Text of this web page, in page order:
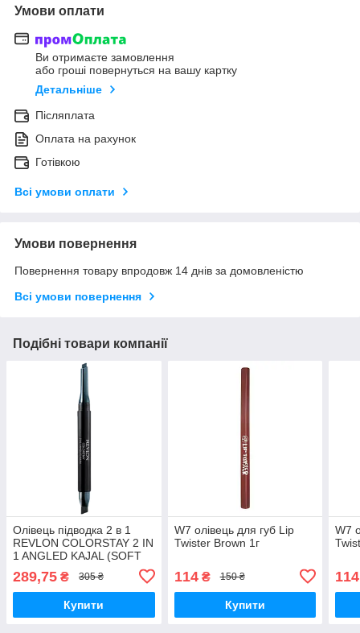
Умови оплати
Ви отримаєте замовлення
або гроші повернуться на вашу картку
Детальніше
Післяплата
Оплата на рахунок
Готівкою
Всі умови оплати
Умови повернення
Повернення товару впродовж 14 днів за домовленістю
Всі умови повернення
Подібні товари компанії
Олівець підводка 2 в 1
REVLON COLORSTAY 2 IN
1 ANGLED KAJAL (SOFT
W/P KAJAL + PRO LINER
BRUSH)
289,75 ₴ 305 ₴
Купити
W7 олівець для губ Lip
Twister Brown 1г
114₴ 150 ₴
Купити
W7
114